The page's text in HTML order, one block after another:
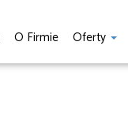
O Firmie Oferty